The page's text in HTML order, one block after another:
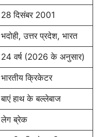
28 दिसंबर 2001
भदोही, उत्तर प्रदेश, भारत
24 वर्ष (2026 के अनुसार)
भारतीय क्रिकेटर
बाएं हाथ के बल्लेबाज
लेग ब्रेक